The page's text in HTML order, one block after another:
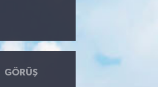
GÖRÜŞ